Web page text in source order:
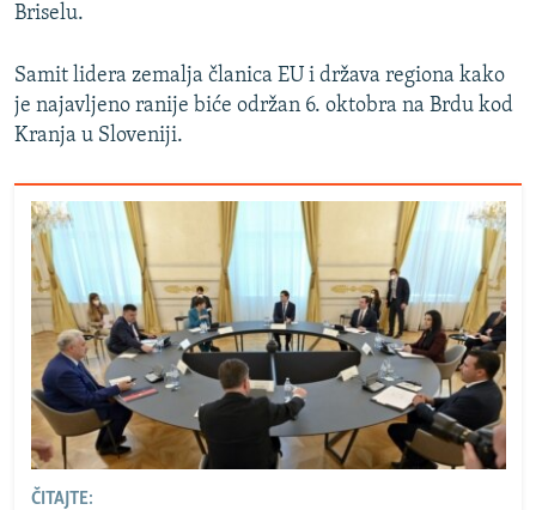
Briselu.
Samit lidera zemalja članica EU i država regiona kako
je najavljeno ranije biće održan 6. oktobra na Brdu kod
Kranja u Sloveniji.
ČITAJTE: